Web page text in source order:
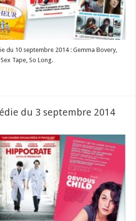
du 10 septembre 2014 : Gemma Bovery,
Tape, So Long.
du 3 septembre 2014